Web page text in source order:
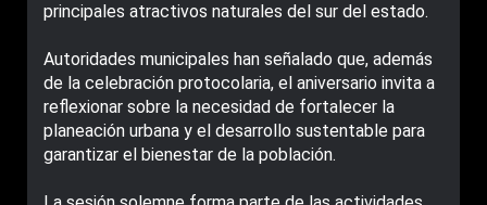
principales atractivos naturales del sur del estado.
Autoridades municipales han señalado que, además
de la celebración protocolaria, el aniversario invita a
reflexionar sobre la necesidad de fortalecer la
planeación urbana y el desarrollo sustentable para
garantizar el bienestar de la población.